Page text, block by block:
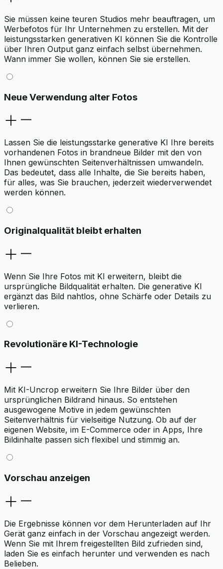
Sie müssen keine teuren Studios mehr beauftragen, um
Werbefotos für Ihr Unternehmen zu erstellen. Mit der
leistungsstarken generativen KI können Sie die Kontrolle
über Ihren Output ganz einfach selbst übernehmen.
Wann immer Sie wollen, können Sie sie erstellen.
Neue Verwendung alter Fotos
Lassen Sie die leistungsstarke generative KI Ihre bereits
vorhandenen Fotos in brandneue Bilder mit den von
Ihnen gewünschten Seitenverhältnissen umwandeln.
Das bedeutet, dass alle Inhalte, die Sie bereits haben,
für alles, was Sie brauchen, jederzeit wiederverwendet
werden können.
Originalqualität bleibt erhalten
Wenn Sie Ihre Fotos mit KI erweitern, bleibt die
ursprüngliche Bildqualität erhalten. Die generative KI
ergänzt das Bild nahtlos, ohne Schärfe oder Details zu
verlieren.
Revolutionäre KI-Technologie
Mit KI-Uncrop erweitern Sie Ihre Bilder über den
ursprünglichen Bildrand hinaus. So entstehen
ausgewogene Motive in jedem gewünschten
Seitenverhältnis für vielseitige Nutzung. Ob auf der
eigenen Website, im E-Commerce oder in Apps, Ihre
Bildinhalte passen sich flexibel und stimmig an.
Vorschau anzeigen
Die Ergebnisse können vor dem Herunterladen auf Ihr
Gerät ganz einfach in der Vorschau angezeigt werden.
Wenn Sie mit Ihrem freigestellten Bild zufrieden sind,
laden Sie es einfach herunter und verwenden es nach
Belieben.